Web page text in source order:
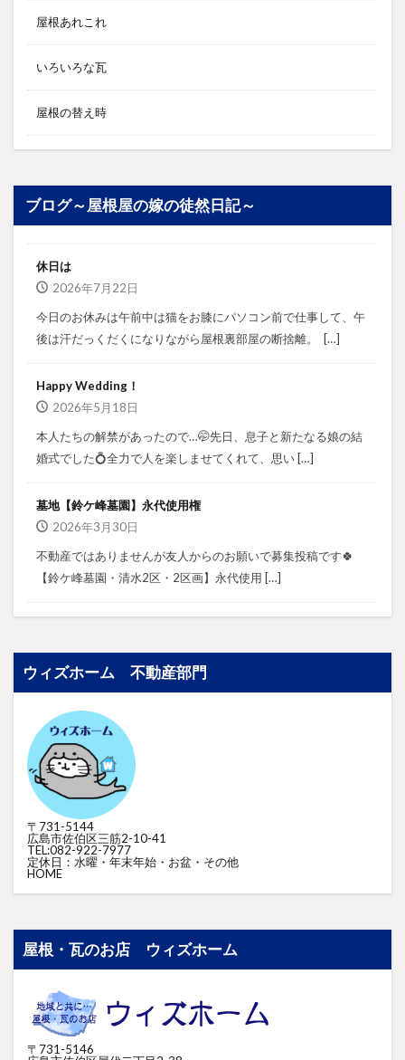
屋根あれこれ
いろいろな瓦
屋根の替え時
ブログ～屋根屋の嫁の徒然日記～
休日は
2026年7月22日
今日のお休みは午前中は猫をお膝にパソコン前で仕事して、午
後は汗だっくだくになりながら屋根裏部屋の断捨離。⁡ ⁡ […]
Happy Wedding！
2026年5月18日
本人たちの解禁があったので…🤭⁡⁡先日、息子と新たなる娘の結
婚式でした💍⁡⁡⁡全力で人を楽しませてくれて、思い […]
墓地【鈴ケ峰墓園】永代使用権
2026年3月30日
不動産ではありませんが⁡⁡友人からのお願いで募集投稿です🍀
⁡⁡⁡⁡【鈴ケ峰墓園・清水2区・2区画】⁡⁡永代使用 […]
ウィズホーム 不動産部門
〒731-5144
広島市佐伯区三筋2-10-41
TEL:082-922-7977
定休日：水曜・年末年始・お盆・その他
HOME
屋根・瓦のお店 ウィズホーム
〒731-5146